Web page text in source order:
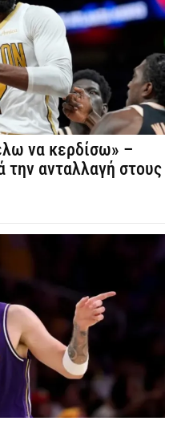
να κερδίσω» –
την ανταλλαγή στους